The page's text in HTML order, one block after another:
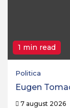
1 min read
Politica
Eugen
7 august 2026